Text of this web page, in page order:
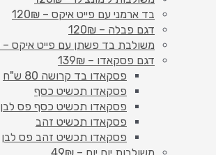
בד ארמני עם פייט איקס – 120₪
דגם פבלה – 120₪
משולבת בד פשתן עם פייט איקס – 120₪
דגם פסקאדו – 139₪
פסקאדו בד קרושה 80 ש"ח
פסקאדו תכשיט כסף
פסקאדו תכשיט כסף פס לבן
פסקאדו תכשיט זהב
פסקאדו תכשיט זהב פס לבן